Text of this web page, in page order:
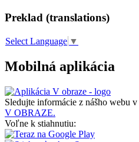
Preklad (translations)
Select Language ▼
Mobilná aplikácia
Sledujte informácie z nášho webu v
V OBRAZE.
Voľne k stiahnutiu: